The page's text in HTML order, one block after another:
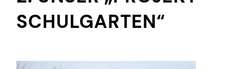
SCHULGARTEN“